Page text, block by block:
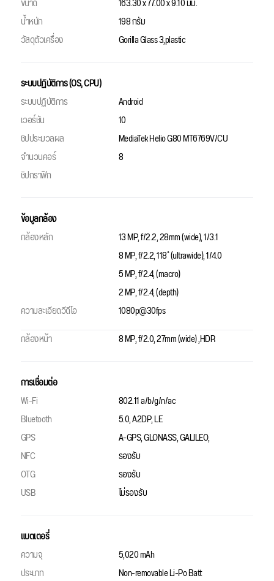
น้ำหนัก
198 กรัม
วัสดุตัวเครื่อง
Gorilla Glass 3,plastic
ระบบปฏิบัติการ (OS, CPU)
ระบบปฏิบัติการ
Android
เวอร์ชัน
10
ชิปประมวลผล
MediaTek Helio G80 MT6769V/CU
จำนวนคอร์
8
ชิปกราฟิก
ข้อมูลกล้อง
กล้องหลัก
13 MP, f/2.2, 28mm (wide), 1/3.1
8 MP, f/2.2, 118˚ (ultrawide), 1/4.0
5 MP, f/2.4, (macro)
2 MP, f/2.4, (depth)
ความละเอียดวีดีโอ
1080p@30fps
กล้องหน้า
8 MP, f/2.0, 27mm (wide) ,HDR
การเชื่อมต่อ
Wi-Fi
802.11 a/b/g/n/ac
Bluetooth
5.0, A2DP, LE
GPS
A-GPS, GLONASS, GALILEO,
NFC
รองรับ
OTG
รองรับ
USB
ไม่รองรับ
แบตเตอรี่
ความจุ
5,020 mAh
ประเภท
Non-removable Li-Po Batt